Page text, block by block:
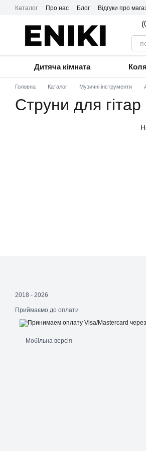
Перейти до основного контенту
Каталог Про нас Блог Відгуки про
Дитяча кімната
Головна Каталог Музичні інструменти
Струни для гітар
2018 - 2026
Приймаємо до оплати
Мобільна версія